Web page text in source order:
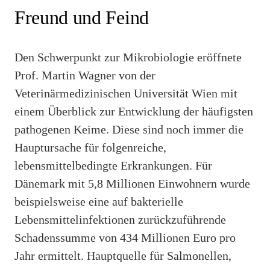
Freund und Feind
Den Schwerpunkt zur Mikrobiologie eröffnete
Prof. Martin Wagner von der
Veterinärmedizinischen Universität Wien mit
einem Überblick zur Entwicklung der häufigsten
pathogenen Keime. Diese sind noch immer die
Hauptursache für folgenreiche,
lebensmittelbedingte Erkrankungen. Für
Dänemark mit 5,8 Millionen Einwohnern wurde
beispielsweise eine auf bakterielle
Lebensmittelinfektionen zurückzuführende
Schadenssumme von 434 Millionen Euro pro
Jahr ermittelt. Hauptquelle für Salmonellen,